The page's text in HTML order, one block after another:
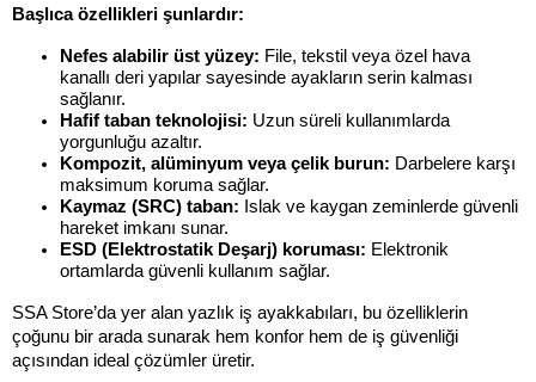
Başlıca özellikleri şunlardır:
Nefes alabilir üst yüzey: File, tekstil veya özel hava
kanallı deri yapılar sayesinde ayakların serin kalması
sağlanır.
Hafif taban teknolojisi: Uzun süreli kullanımlarda
yorgunluğu azaltır.
Kompozit, alüminyum veya çelik burun: Darbelere karşı
maksimum koruma sağlar.
Kaymaz (SRC) taban: Islak ve kaygan zeminlerde güvenli
hareket imkanı sunar.
ESD (Elektrostatik Deşarj) koruması: Elektronik
ortamlarda güvenli kullanım sağlar.
SSA Store’da yer alan yazlık iş ayakkabıları, bu özelliklerin
çoğunu bir arada sunarak hem konfor hem de iş güvenliği
açısından ideal çözümler üretir.